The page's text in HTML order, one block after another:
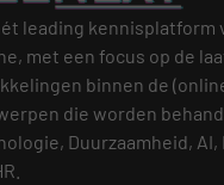
leading kennisplatform
met een focus op de
binnen de
die worden
Duurzaamheid, AI,